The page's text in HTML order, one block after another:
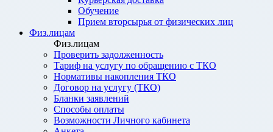
Обучение
Прием вторсырья от физических лиц
Физ.лицам
Физ.лицам
Проверить задолженность
Тариф на услугу по обращению с ТКО
Нормативы накопления ТКО
Договор на услугу (ТКО)
Бланки заявлений
Способы оплаты
Возможности Личного кабинета